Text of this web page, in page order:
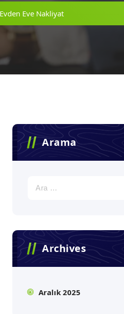
Eve Nakliyat
Arama
Archives
Aralık 2025